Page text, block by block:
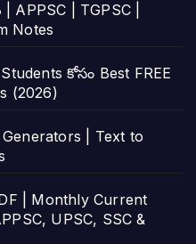
APPSC | TGPSC |
Notes
కోసం Best FREE
(2026)
| Text to
| Monthly Current
UPSC, SSC &